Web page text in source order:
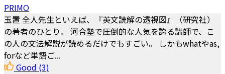
PRIMO
玉置 全人先生といえば、『英文読解の透視図』（研究社）
の著者のひとり。 河合塾で圧倒的な人気を誇る講師で、こ
の人の文法解説が読めるだけでもすごい。 しかもwhatやas,
forなど単語ご...
Good (3)